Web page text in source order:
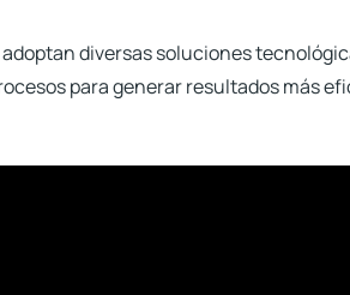
diversassoluciones
para generar resultados más